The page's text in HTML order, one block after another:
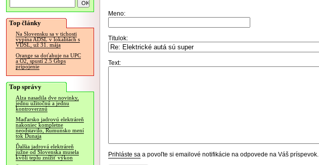
Top články
Na Slovensku sa v tichosti
vypína ADSL v lokalitách s
VDSL, už 31. mája
Orange sa doťahuje na UPC
a O2, spustí 2.5 Gbps
pripojenie
Top správy
Alza nasadila dve novinky,
jednu užitočnú a jednu
kontroverznú
Maďarsko jadrovú elektráreň
nakoniec kompletne
neodstavilo, Rumunsko mení
tok Dunaja
Ďalšia jadrová elektráreň
južne od Slovenska musela
kvôli teplu znížiť výkon
Meno:
Titulok:
Text:
Prihláste sa a povoľte si emailové notifikácie na odpovede na Váš príspevok.